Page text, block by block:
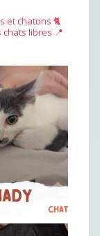
et chatons 🐈
chats libres 📍